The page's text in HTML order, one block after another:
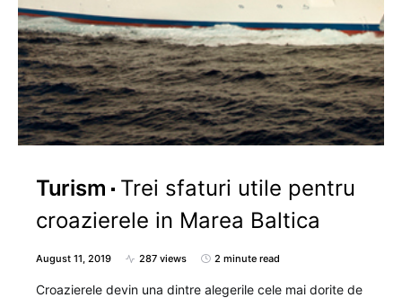
Turism
Trei sfaturi utile pentru
croazierele in Marea Baltica
August 11, 2019 287 views 2 minute read
Croazierele devin una dintre alegerile cele mai dorite de